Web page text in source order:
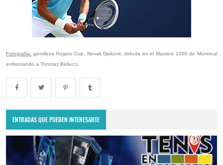
Fotografía: gentileza Rogers Cup. Novak Djokovic debuta en el Masters 1000 de Montreal
enfrentando a Thomaz Bellucci.
ENTRADAS QUE PUEDEN INTERESARTE